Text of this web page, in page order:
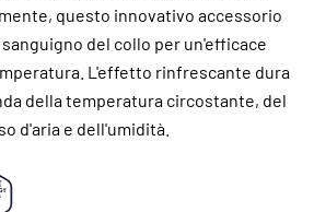
questo innovativo accessorio
del collo per un'efficace
L'effetto rinfrescante dura
della temperatura circostante, del
d'aria e dell'umidità.